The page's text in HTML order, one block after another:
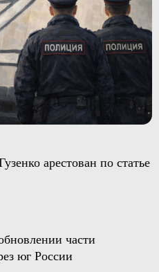
арестован по статье
части
юг России